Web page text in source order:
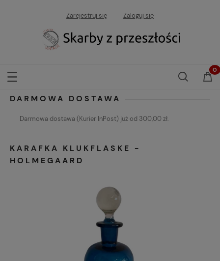
Zarejestruj się Zaloguj się
DARMOWA DOSTAWA
Darmowa dostawa (Kurier InPost) już od 300,00 zł.
KARAFKA KLUKFLASKE -
HOLMEGAARD